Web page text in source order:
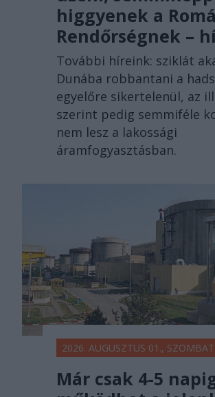
higgyenek a
Rendőrségnek –
További híreink: sziklát
Dunába robbantani a
egyelőre sikertelenül, az
szerint pedig semmiféle
nem lesz a lakossági
áramfogyasztásban.
2026. AUGUSZTUS 01., SZOMBAT
Már csak 4-5